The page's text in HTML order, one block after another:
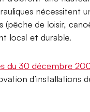
nécessitent
(pêche de loisir,
local et durable.
du 30 décembre